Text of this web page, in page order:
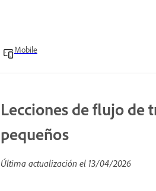
Mobile
Lecciones de flujo de
pequeños
Última actualización el 13/04/2026